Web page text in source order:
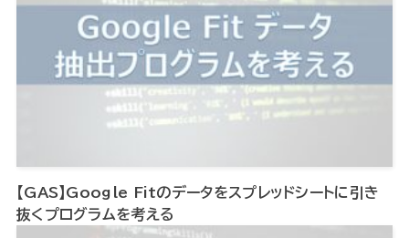
【GAS】Google Fitのデータをスプレッドシートに引き
抜くプログラムを考える